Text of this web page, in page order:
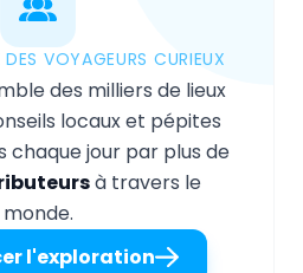
VOYAGEURS CURIEUX
des milliers de lieux
locaux et pépites
chaque jour par plus de
à travers le
monde.
l'exploration